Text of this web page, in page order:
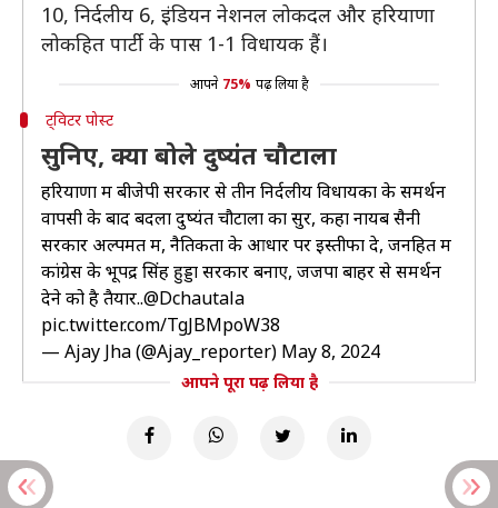
10, निर्दलीय 6, इंडियन नेशनल लोकदल और हरियाणा
लोकहित पार्टी के पास 1-1 विधायक हैं।
आपने 75% पढ़ लिया है
ट्विटर पोस्ट
सुनिए, क्या बोले दुष्यंत चौटाला
हरियाणा में बीजेपी सरकार से तीन निर्दलीय विधायकों के समर्थन
वापसी के बाद बदला दुष्यंत चौटाला का सुर, कहा नायब सैनी
सरकार अल्पमत में, नैतिकता के आधार पर इस्तीफा दे, जनहित में
कांग्रेस के भूपेंद्र सिंह हुड्डा सरकार बनाए, जजपा बाहर से समर्थन
देने को है तैयार..@Dchautala
pic.twitter.com/TgJBMpoW38
— Ajay Jha (@Ajay_reporter) May 8, 2024
आपने पूरा पढ़ लिया है